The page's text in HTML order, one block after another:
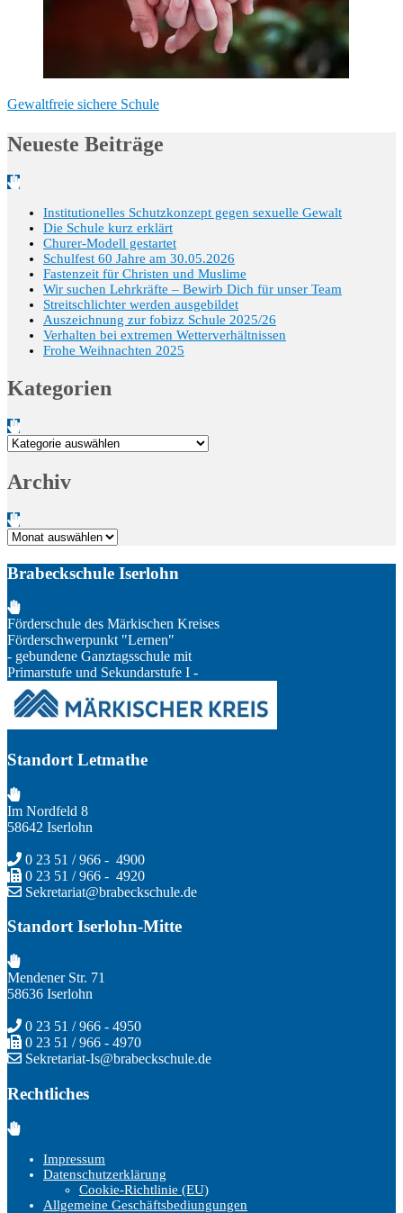
Gewaltfreie sichere Schule
Neueste Beiträge
Institutionelles Schutzkonzept gegen sexuelle Gewalt
Die Schule kurz erklärt
Churer-Modell gestartet
Schulfest 60 Jahre am 30.05.2026
Fastenzeit für Christen und Muslime
Wir suchen Lehrkräfte – Bewirb Dich für unser Team
Streitschlichter werden ausgebildet
Auszeichnung zur fobizz Schule 2025/26
Verhalten bei extremen Wetterverhältnissen
Frohe Weihnachten 2025
Kategorien
Kategorien
Archiv
Archiv
Brabeckschule Iserlohn
Förderschule des Märkischen Kreises
Förderschwerpunkt "Lernen"
- gebundene Ganztagsschule mit
Primarstufe und Sekundarstufe I -
Standort Letmathe
Im Nordfeld 8
58642 Iserlohn
0 23 51 / 966 - 4900
0 23 51 / 966 - 4920
Sekretariat@brabeckschule.de
Standort Iserlohn-Mitte
Mendener Str. 71
58636 Iserlohn
0 23 51 / 966 - 4950
0 23 51 / 966 - 4970
Sekretariat-Is@brabeckschule.de
Rechtliches
Impressum
Datenschutzerklärung
Cookie-Richtlinie (EU)
Allgemeine Geschäftsbediungungen